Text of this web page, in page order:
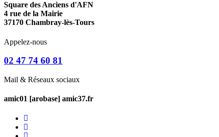
Square des Anciens d'AFN
4 rue de la Mairie
37170 Chambray-lès-Tours
Appelez-nous
02 47 74 60 81
Mail & Réseaux sociaux
amic01 [arobase] amic37.fr